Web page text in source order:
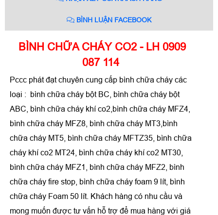
BÌNH LUẬN FACEBOOK
BÌNH CHỮA CHÁY CO2 - LH 0909
087 114
Pccc phát đạt chuyên cung cấp bình chữa cháy các
loại : bình chữa cháy bột BC, bình chữa cháy bột
ABC, bình chữa cháy khí co2,bình chữa cháy MFZ4,
bình chữa cháy MFZ8, bình chữa cháy MT3,bình
chữa cháy MT5, bình chữa cháy MFTZ35, bình chữa
cháy khí co2 MT24, bình chữa cháy khí co2 MT30,
bình chữa cháy MFZ1, bình chữa cháy MFZ2, bình
chữa cháy fire stop, bình chữa cháy foam 9 lít, bình
chữa cháy Foam 50 lít. Khách hàng có nhu cầu và
mong muốn được tư vấn hỗ trợ để mua hàng với giá